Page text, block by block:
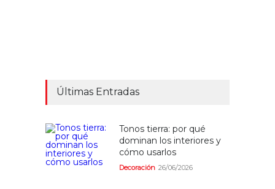
Últimas Entradas
Tonos tierra: por qué
dominan los interiores y
cómo usarlos
Decoración 26/06/2026